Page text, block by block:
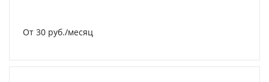
От 30 руб./месяц